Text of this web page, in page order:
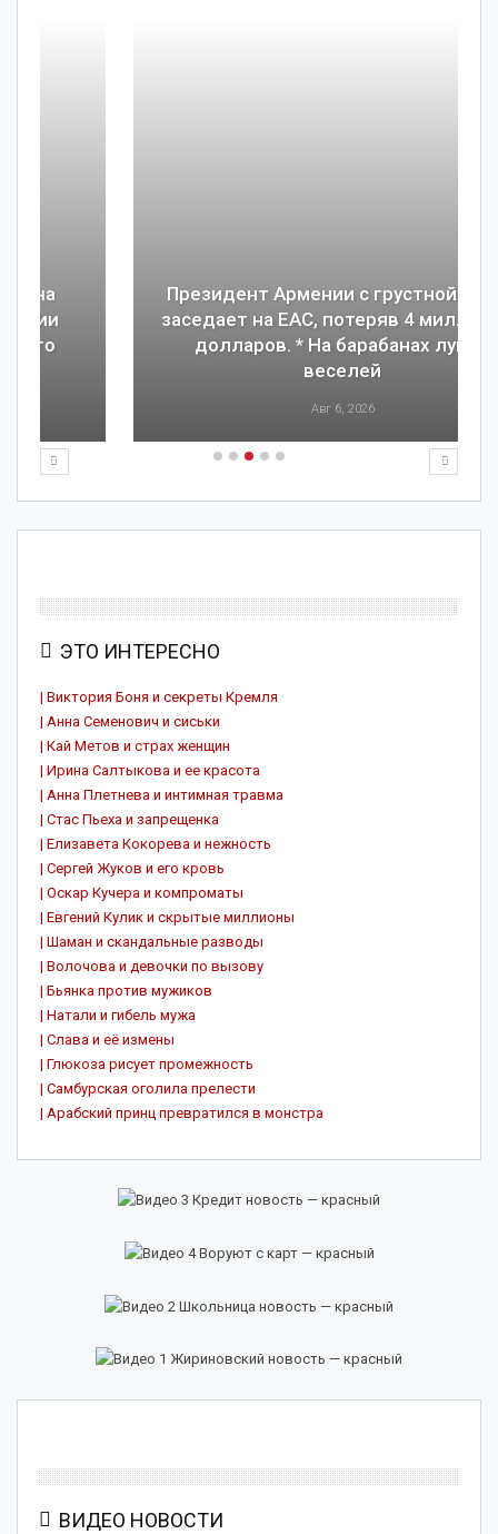
Президент Армении с грустной миной
заседает на ЕАС, потеряв 4 миллиарда
долларов. * На барабанах лупил
ЭТО ИНТЕРЕСНО
| Виктория Боня и секреты Кремля
| Анна Семенович и сиськи
| Кай Метов и страх женщин
| Ирина Салтыкова и ее красота
| Анна Плетнева и интимная травма
| Стас Пьеха и запрещенка
| Елизавета Кокорева и нежность
| Сергей Жуков и его кровь
| Оскар Кучера и компроматы
| Евгений Кулик и скрытые миллионы
| Шаман и скандальные разводы
| Волочова и девочки по вызову
| Бьянка против мужиков
| Натали и гибель мужа
| Слава и её измены
| Глюкоза рисует промежность
| Самбурская оголила прелести
| Арабский принц превратился в монстра
ВИДЕО НОВОСТИ